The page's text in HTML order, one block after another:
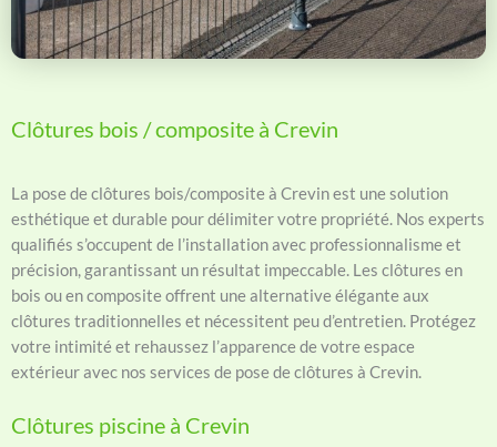
Clôtures bois / composite à Crevin
La pose de clôtures bois/composite à Crevin est une solution
esthétique et durable pour délimiter votre propriété. Nos experts
qualifiés s’occupent de l’installation avec professionnalisme et
précision, garantissant un résultat impeccable. Les clôtures en
bois ou en composite offrent une alternative élégante aux
clôtures traditionnelles et nécessitent peu d’entretien. Protégez
votre intimité et rehaussez l’apparence de votre espace
extérieur avec nos services de pose de clôtures à Crevin.
Clôtures piscine à Crevin